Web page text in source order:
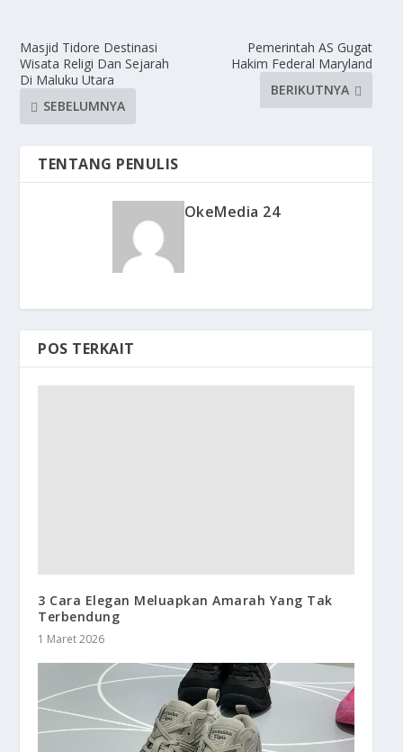
Masjid Tidore Destinasi
Wisata Religi Dan Sejarah
Di Maluku Utara
SEBELUMNYA
Pemerintah AS Gugat
Hakim Federal Maryland
BERIKUTNYA
TENTANG PENULIS
OkeMedia 24
POS TERKAIT
3 Cara Elegan Meluapkan Amarah Yang Tak
Terbendung
1 Maret 2026